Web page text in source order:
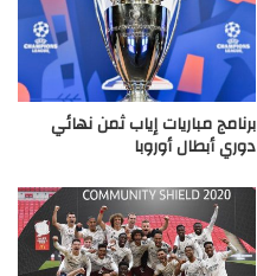
برنامج مباريات إياب ثمن نهائي
دوري أبطال أوروبا